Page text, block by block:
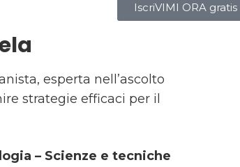
IscriVIMI ORA gratis
esperta nell’ascolto
strategie efficaci per il
– Scienze e tecniche